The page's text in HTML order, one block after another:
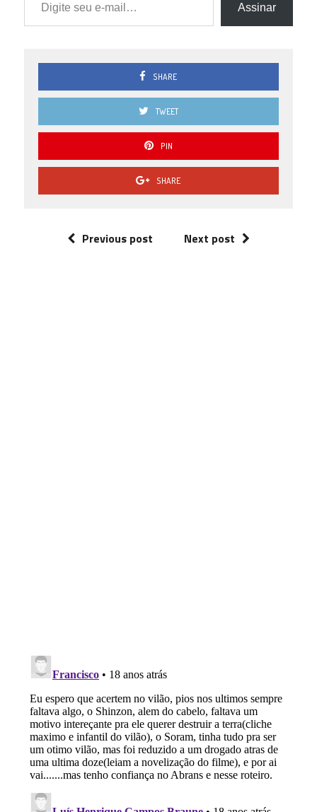
Assinar
SHARE
TWEET
PIN
SHARE
Previous post Next post